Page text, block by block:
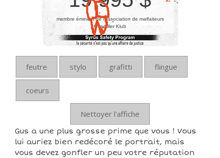
membre éminent de l’association de malfaiteurs
Overkiller Klub
feutre stylo grafitti flingue
coeurs
Nettoyer l'affiche
Gus a une plus grosse prime que vous ! Vous
lui auriez bien redécoré le portrait, mais
vous devez gonfler un peu votre réputation